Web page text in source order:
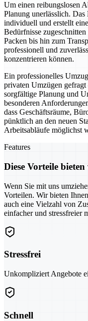
Um einen reibungslosen
Planung unerlässlich.
individuell und erstellt
Bedürfnisse
Packen bis hin zum
professionell und
konzentrieren können.
Ein professionelles
privaten Umzügen
sorgfältige Planung und
besonderen
dass Geschäftsräume,
pünktlich an den neuen
Arbeitsabläufe möglichst
Features
Diese Vorteile
Wenn Sie mit uns
Vorteilen. Wir bieten
auch eine Vielzahl von
einfacher und stressfreier
Stressfrei
Unkompliziert Angebote
Schnell